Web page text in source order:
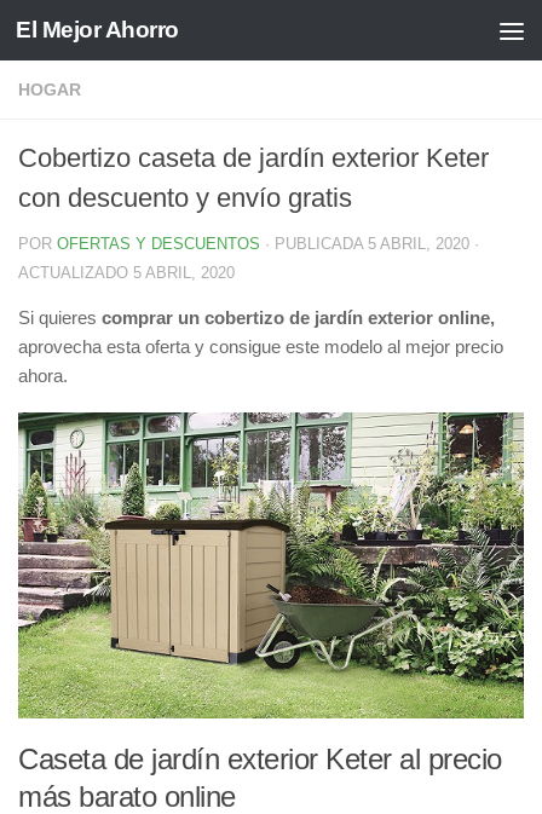
Saltar al contenido
El Mejor Ahorro
HOGAR
Cobertizo caseta de jardín exterior Keter
con descuento y envío gratis
POR OFERTAS Y DESCUENTOS · PUBLICADA 5 ABRIL, 2020 ·
ACTUALIZADO 5 ABRIL, 2020
Si quieres comprar un cobertizo de jardín exterior online,
aprovecha esta oferta y consigue este modelo al mejor precio
ahora.
Caseta de jardín exterior Keter al precio
más barato online